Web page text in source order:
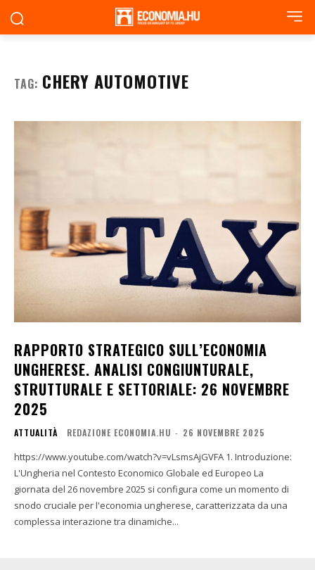
TAG: CHERY AUTOMOTIVE
RAPPORTO STRATEGICO SULL’ECONOMIA
UNGHERESE. ANALISI CONGIUNTURALE,
STRUTTURALE E SETTORIALE: 26 NOVEMBRE
2025
ATTUALITÀ REDAZIONE ECONOMIA.HU - 26 NOVEMBRE 2025
https://www.youtube.com/watch?v=vLsmsAjGVFA 1. Introduzione:
L'Ungheria nel Contesto Economico Globale ed Europeo La
giornata del 26 novembre 2025 si configura come un momento di
snodo cruciale per l'economia ungherese, caratterizzata da una
complessa interazione tra dinamiche...